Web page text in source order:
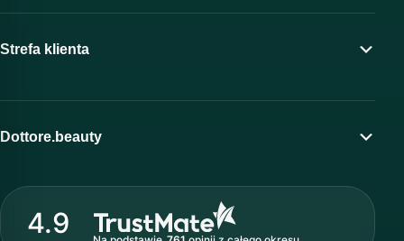
Strefa klienta
Moje konto
Program lojalnościowy
Strefa profesjonalisty
Dottore.beauty
O marce Dottore
Nasz zespół
4.9